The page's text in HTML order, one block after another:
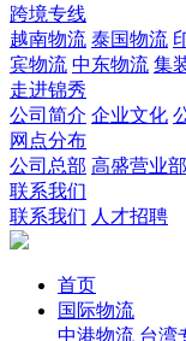
跨境专线
越南物流 泰国物流
宾物流 中东物流 集
走进锦秀
公司简介 企业文化
网点分布
公司总部 高盛营业部
联系我们
联系我们 人才招聘
首页
国际物流
中港物流 台湾